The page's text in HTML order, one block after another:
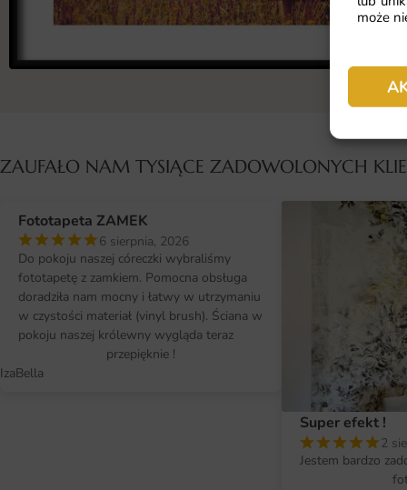
może
ZAUFAŁO NAM TYSIĄCE ZADOWOLONYCH
Fototapeta ZAMEK
6 sierpnia, 2026
Do pokoju naszej córeczki wybraliśmy
fototapetę z zamkiem. Pomocna obsługa
doradziła nam mocny i łatwy w utrzymaniu
w czystości materiał (vinyl brush). Ściana w
pokoju naszej królewny wygląda teraz
przepięknie !
IzaBella
Super efekt !
2
Jestem bardzo